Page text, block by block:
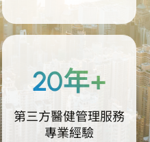
20年+
第三方醫健管理服務
專業經驗